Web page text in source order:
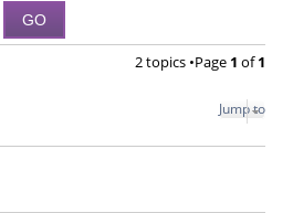
2 topics •Page 1 of1
Jump to